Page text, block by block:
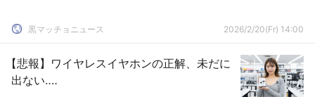
黒マッチョニュース 2026/2/20(Fr) 14:00
【悲報】ワイヤレスイヤホンの正解、未だに
出ない‥‥